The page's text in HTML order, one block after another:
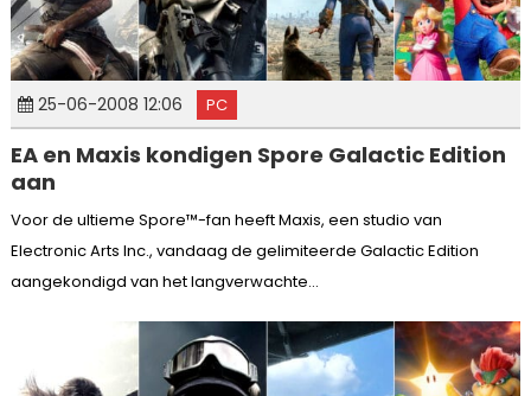
25-06-2008 12:06 PC
EA en Maxis kondigen Spore Galactic Edition
aan
Voor de ultieme Spore™-fan heeft Maxis, een studio van
Electronic Arts Inc., vandaag de gelimiteerde Galactic Edition
aangekondigd van het langverwachte...